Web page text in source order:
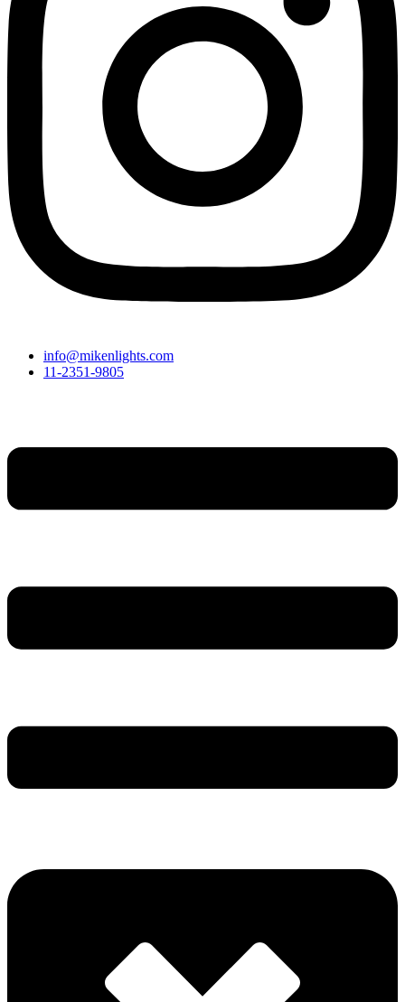
info@mikenlights.com
11-2351-9805